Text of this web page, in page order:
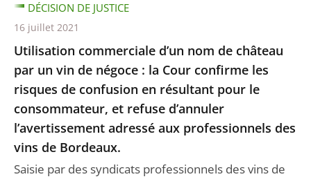
Utilisation commerciale d’un nom de château
par un vin de négoce : la Cour confirme les
risques de confusion en résultant pour le
consommateur, et refuse d’annuler
l’avertissement adressé aux professionnels des
vins de Bordeaux.
Saisie par des syndicats professionnels des vins de
DÉCISION DE JUSTICE
16 juillet 2021